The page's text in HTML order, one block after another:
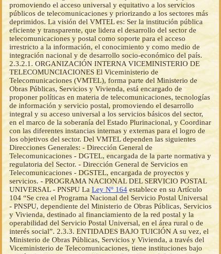
promoviendo el acceso universal y equitativo a los servicios
públicos de telecomunicaciones y priorizando a los sectores más
deprimidos. La visión del VMTEL es: Ser la institución pública
eficiente y transparente, que lidera el desarrollo del sector de
telecomunicaciones y postal como soporte para el acceso
irrestricto a la información, el conocimiento y como medio de
integración nacional y de desarrollo socio-económico del país.
2.3.2.1. ORGANIZACIÓN INTERNA VICEMINISTERIO DE
TELECOMUNCIACIONES El Viceministerio de
Telecomunicaciones (VMTEL), forma parte del Ministerio de
Obras Públicas, Servicios y Vivienda, está encargado de
proponer políticas en materia de telecomunicaciones, tecnologías
de información y servicio postal, promoviendo el desarrollo
integral y su acceso universal a los servicios básicos del sector,
en el marco de la soberanía del Estado Plurinacional, y Coordinar
con las diferentes instancias internas y externas para el logro de
los objetivos del sector. Del VMTEL dependen las siguientes
Direcciones Generales: - Dirección General de
Telecomunicaciones - DGTEL, encargada de la parte normativa y
regulatoria del Sector. - Dirección General de Servicios en
Telecomunicaciones - DGSTEL, encargada de proyectos y
servicios. - PROGRAMA NACIONAL DEL SERVICIO POSTAL
UNIVERSAL - PNSPU La Ley Nº 164 establece en su Artículo
104 “Se crea el Programa Nacional del Servicio Postal Universal
- PNSPU, dependiente del Ministerio de Obras Públicas, Servicios
y Vivienda, destinado al financiamiento de la red postal y la
operabilidad del Servicio Postal Universal, en el área rural o de
interés social”. 2.3.3. ENTIDADES BAJO TUICIÓN A su vez, el
Ministerio de Obras Públicas, Servicios y Vivienda, a través del
Viceministerio de Telecomunicaciones, tiene instituciones bajo